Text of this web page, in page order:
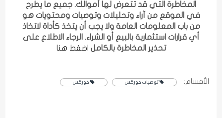
المخاطرة التي قد تتعرض لها أموالك. جميع ما يطرح
في الموقع من آراء وتحليلات وتوصيات ومحتويات هو
من باب المعلومات العامة ولا يجب أن يتخذ كأداة لاتخاذ
أي قرارات استثمارية بالبيع أو الشراء. الرجاء الاطلاع على
تحذير المخاطرة بالكامل اضغط هنا
الأقسام: توصيات فوركس فوركس